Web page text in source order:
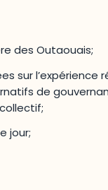
des Outaouais;
sur l’expérience
de
jour;